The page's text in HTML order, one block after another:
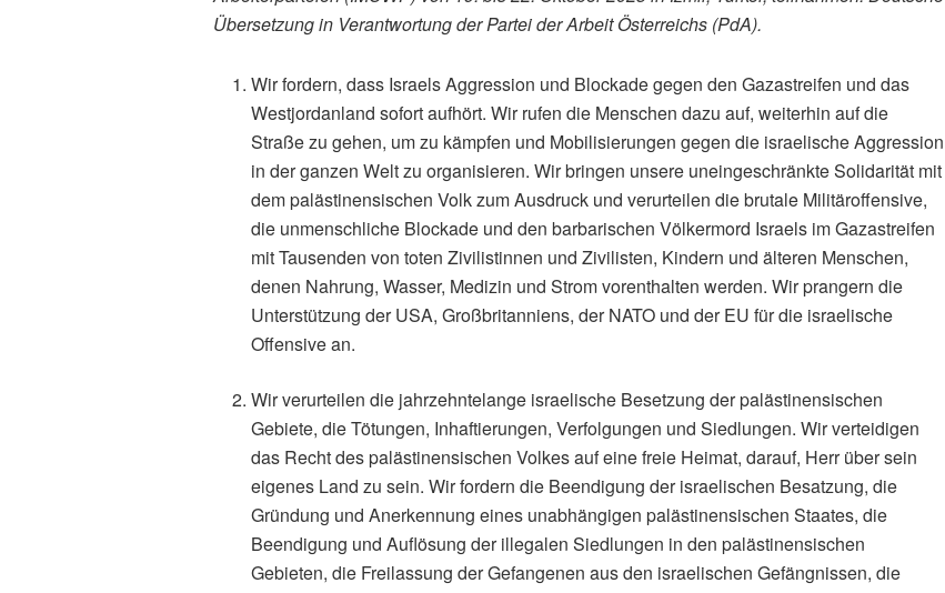
Übersetzung in Verantwortung der Partei der Arbeit Österreichs (PdA).
Wir fordern, dass Israels Aggression und Blockade gegen den Gazastreifen und das
Westjordanland sofort aufhört. Wir rufen die Menschen dazu auf, weiterhin auf die
Straße zu gehen, um zu kämpfen und Mobilisierungen gegen die israelische Aggression
in der ganzen Welt zu organisieren. Wir bringen unsere uneingeschränkte Solidarität mit
dem palästinensischen Volk zum Ausdruck und verurteilen die brutale Militäroffensive,
die unmenschliche Blockade und den barbarischen Völkermord Israels im Gazastreifen
mit Tausenden von toten Zivilistinnen und Zivilisten, Kindern und älteren Menschen,
denen Nahrung, Wasser, Medizin und Strom vorenthalten werden. Wir prangern die
Unterstützung der USA, Großbritanniens, der NATO und der EU für die israelische
Offensive an.
Wir verurteilen die jahrzehntelange israelische Besetzung der palästinensischen
Gebiete, die Tötungen, Inhaftierungen, Verfolgungen und Siedlungen. Wir verteidigen
das Recht des palästinensischen Volkes auf eine freie Heimat, darauf, Herr über sein
eigenes Land zu sein. Wir fordern die Beendigung der israelischen Besatzung, die
Gründung und Anerkennung eines unabhängigen palästinensischen Staates, die
Beendigung und Auflösung der illegalen Siedlungen in den palästinensischen
Gebieten, die Freilassung der Gefangenen aus den israelischen Gefängnissen, die